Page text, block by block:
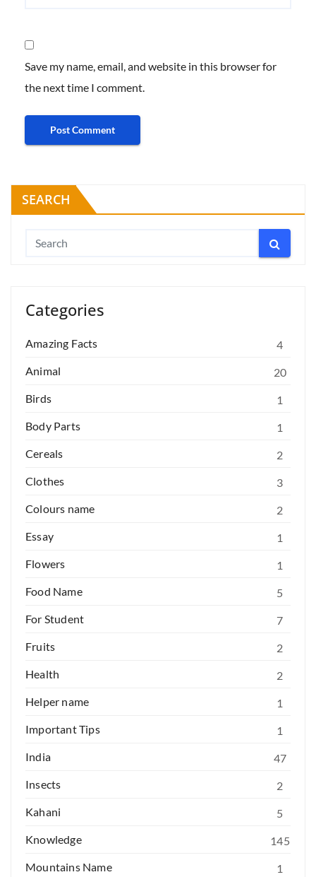
Save my name, email, and website in this browser for
the next time I comment.
SEARCH
Categories
Amazing Facts
4
Animal
20
Birds
1
Body Parts
1
Cereals
2
Clothes
3
Colours name
2
Essay
1
Flowers
1
Food Name
5
For Student
7
Fruits
2
Health
2
Helper name
1
Important Tips
1
India
47
Insects
2
Kahani
5
Knowledge
145
Mountains Name
1